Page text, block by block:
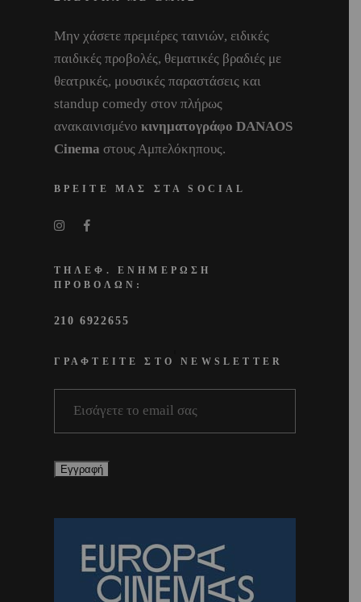
Μην χάσετε πρεμιέρες ταινιών, ειδικές
παιδικές προβολές, θεματικές βραδιές με
θεατρικές, μουσικές παραστάσεις και
standup comedy στον πλήρως
ανακαινισμένο κινηματογράφο DANAOS
Cinema στους Αμπελόκηπους.
ΒΡΕΙΤΕ ΜΑΣ ΣΤΑ SOCIAL
ΤΗΛΕΦ. ΕΝΗΜΕΡΩΣΗ
ΠΡΟΒΟΛΩΝ:
210 6922655
ΓΡΑΦΤΕΙΤΕ ΣΤΟ NEWSLETTER